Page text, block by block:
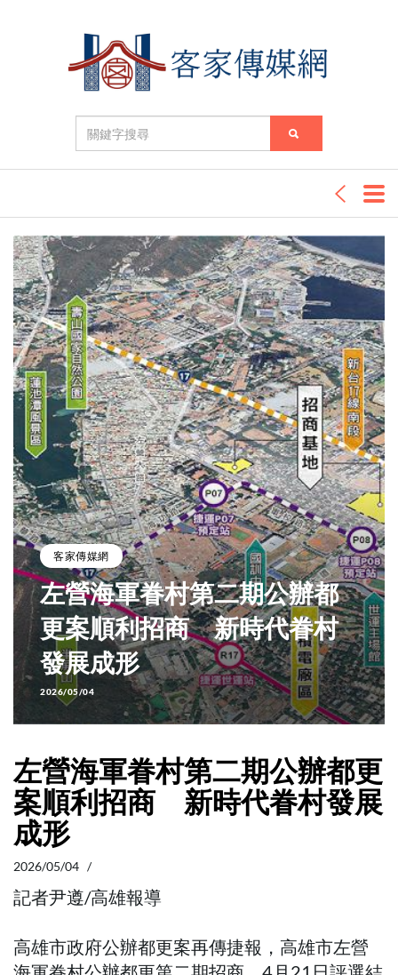
客家傳媒網
左營海軍眷村第二期公辦都
更案順利招商 新時代眷村
發展成形
2026/05/04
左營海軍眷村第二期公辦都更
案順利招商 新時代眷村發展
成形
2026/05/04 /
記者尹遵/高雄報導
高雄市政府公辦都更案再傳捷報，高雄市左營